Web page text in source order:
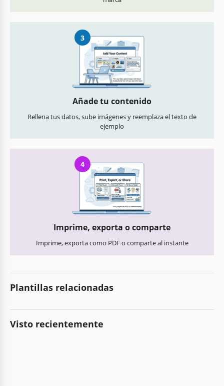
3
Añade tu contenido
Rellena tus datos, sube imágenes y reemplaza el texto de
ejemplo
4
Imprime, exporta o comparte
Imprime, exporta como PDF o comparte al instante
Plantillas relacionadas
Visto recientemente